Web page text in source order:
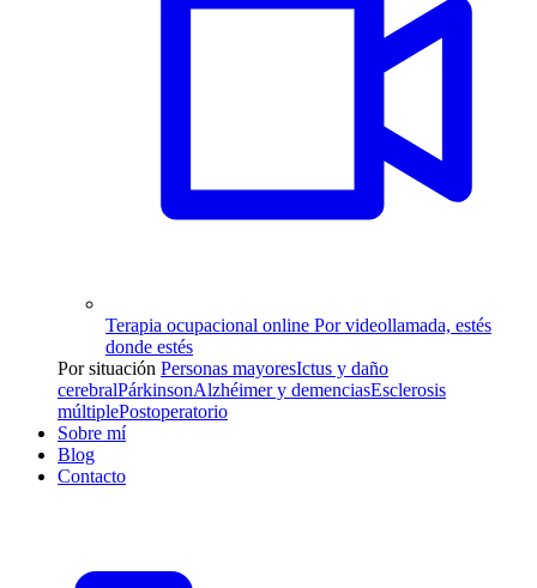
Terapia ocupacional online Por videollamada, estés
donde estés
Por situación Personas mayoresIctus y daño
cerebralPárkinsonAlzhéimer y demenciasEsclerosis
múltiplePostoperatorio
Sobre mí
Blog
Contacto